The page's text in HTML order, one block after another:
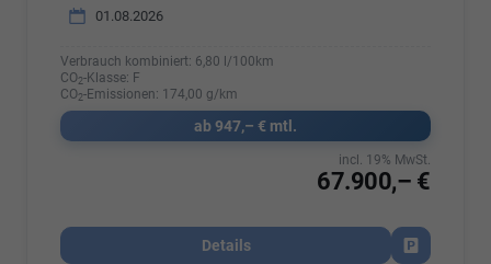
01.08.2026
Verbrauch kombiniert: 6,80 l/100km
CO2-Klasse: F
CO2-Emissionen: 174,00 g/km
ab 947,– € mtl.
67.900,– €
incl. 19% MwSt.
Details
Fahrzeug